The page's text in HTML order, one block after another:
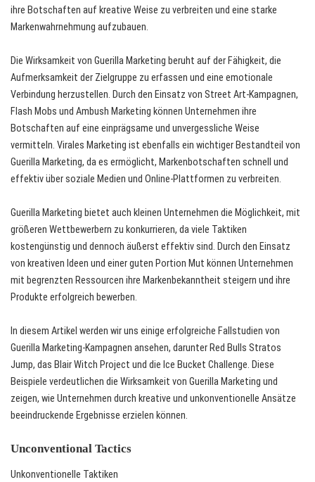
ihre Botschaften auf kreative Weise zu verbreiten und eine starke
Markenwahrnehmung aufzubauen.
Die Wirksamkeit von Guerilla Marketing beruht auf der Fähigkeit, die
Aufmerksamkeit der Zielgruppe zu erfassen und eine emotionale
Verbindung herzustellen. Durch den Einsatz von Street Art-Kampagnen,
Flash Mobs und Ambush Marketing können Unternehmen ihre
Botschaften auf eine einprägsame und unvergessliche Weise
vermitteln. Virales Marketing ist ebenfalls ein wichtiger Bestandteil von
Guerilla Marketing, da es ermöglicht, Markenbotschaften schnell und
effektiv über soziale Medien und Online-Plattformen zu verbreiten.
Guerilla Marketing bietet auch kleinen Unternehmen die Möglichkeit, mit
größeren Wettbewerbern zu konkurrieren, da viele Taktiken
kostengünstig und dennoch äußerst effektiv sind. Durch den Einsatz
von kreativen Ideen und einer guten Portion Mut können Unternehmen
mit begrenzten Ressourcen ihre Markenbekanntheit steigern und ihre
Produkte erfolgreich bewerben.
In diesem Artikel werden wir uns einige erfolgreiche Fallstudien von
Guerilla Marketing-Kampagnen ansehen, darunter Red Bulls Stratos
Jump, das Blair Witch Project und die Ice Bucket Challenge. Diese
Beispiele verdeutlichen die Wirksamkeit von Guerilla Marketing und
zeigen, wie Unternehmen durch kreative und unkonventionelle Ansätze
beeindruckende Ergebnisse erzielen können.
Unconventional Tactics
Unkonventionelle Taktiken